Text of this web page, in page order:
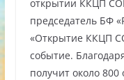
открытии ККЦП
председатель БФ
«Открытие ККЦП
событие.
получит около